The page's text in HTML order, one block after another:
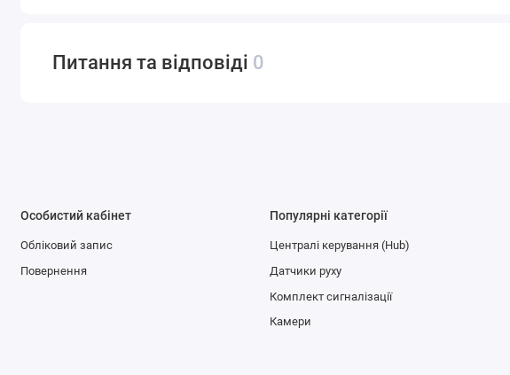
Питання та відповіді 0
Особистий кабінет
Обліковий запис
Повернення
Популярні категорії
Централі керування (Hub)
Датчики руху
Комплект сигналізації
Камери